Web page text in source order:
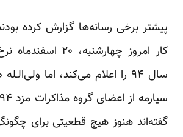
پیشتر برخی رسانه‌ها گزارش کرده
کار امروز
سال ۹۴ را اعلام می‌کند، اما
سیارمه از اعضای گروه مذاکرات مزد ۹۴ به خبرگزاری
گفته‌اند هنوز هیچ قطعیتی برای